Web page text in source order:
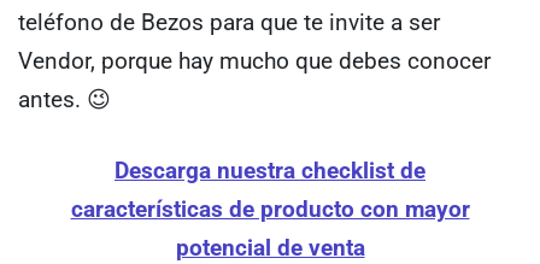
teléfono de Bezos para que te invite a ser
Vendor, porque hay mucho que debes conocer
antes. 😉
Descarga nuestra checklist de
características de producto con mayor
potencial de venta